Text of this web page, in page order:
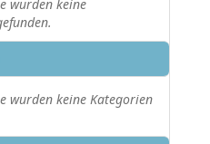
wurden keine
wurden keine Kategorien